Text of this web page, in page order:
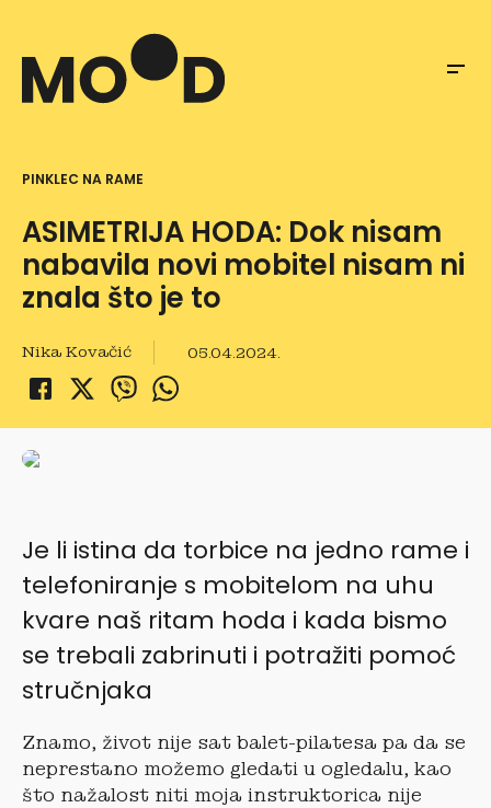
PINKLEC NA RAME
ASIMETRIJA HODA: Dok nisam
nabavila novi mobitel nisam ni
znala što je to
Nika Kovačić 05.04.2024.
Je li istina da torbice na jedno rame i
telefoniranje s mobitelom na uhu
kvare naš ritam hoda i kada bismo
se trebali zabrinuti i potražiti pomoć
stručnjaka
Znamo, život nije sat balet-pilatesa pa da se
neprestano možemo gledati u ogledalu, kao
što nažalost niti moja instruktorica nije